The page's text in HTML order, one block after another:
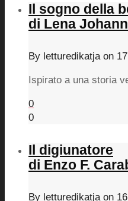
Il sogno della
di Lena
By letturedikatjaon
Ispirato a una storia
0
0
Il digiunatore
di Enzo F.
By letturedikatjaon